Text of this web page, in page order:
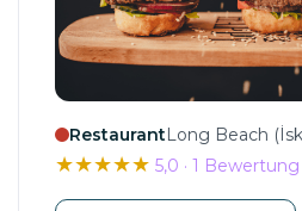
RestaurantLong Beach
★★★★★ 5,0 · 1 Bewertung